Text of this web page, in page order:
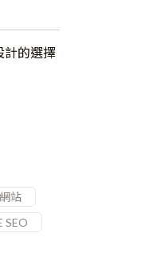
計的選擇
站
SEO